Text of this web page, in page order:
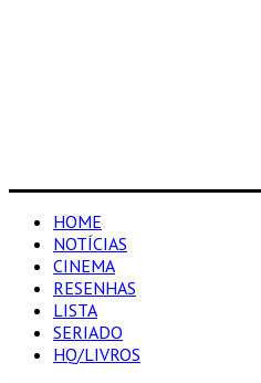
HOME
NOTÍCIAS
CINEMA
RESENHAS
LISTA
SERIADO
HQ/LIVROS